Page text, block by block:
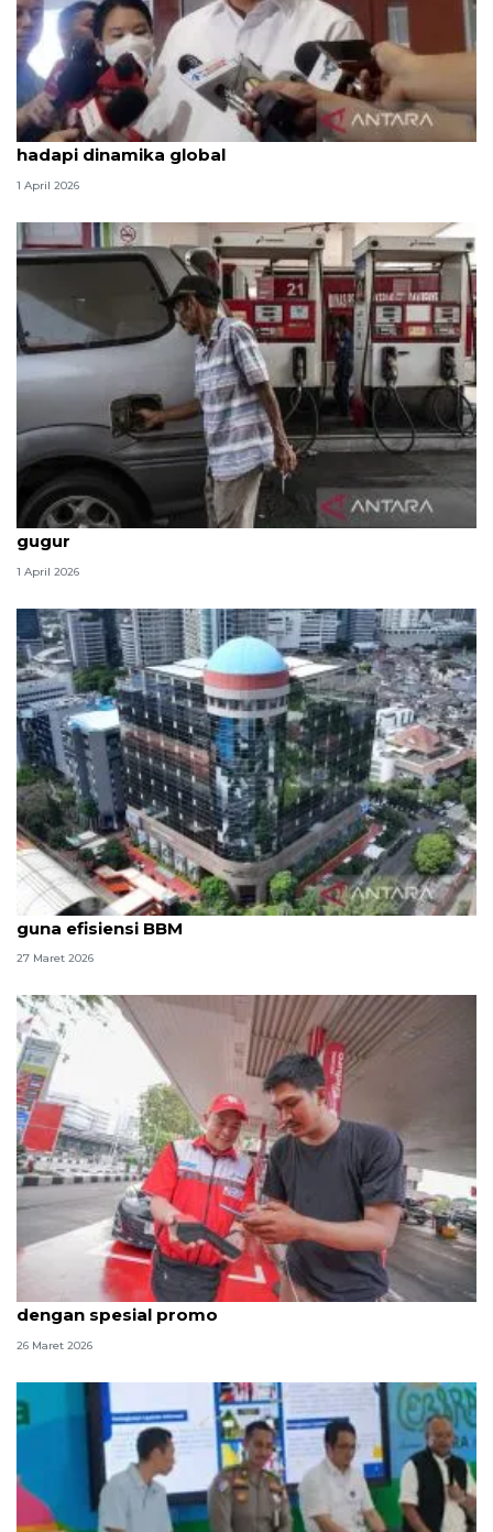
Komisi VI DPR: BBM tak naik bukti Prabowo siap
hadapi dinamika global
1 April 2026
Politik kemarin, BBM tak naik hingga 2 prajurit TNI
gugur
1 April 2026
Kemenimipas berlakukan WFA pascalibur Lebaran
guna efisiensi BBM
27 Maret 2026
Pertamina Patra Niaga tingkatkan layanan Lebaran
dengan spesial promo
26 Maret 2026